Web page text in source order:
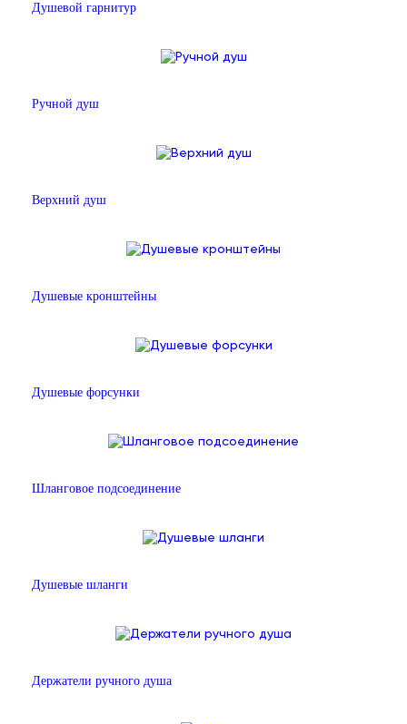
Душевой гарнитур
Ручной душ
Верхний душ
Душевые кронштейны
Душевые форсунки
Шланговое подсоединение
Душевые шланги
Держатели ручного душа